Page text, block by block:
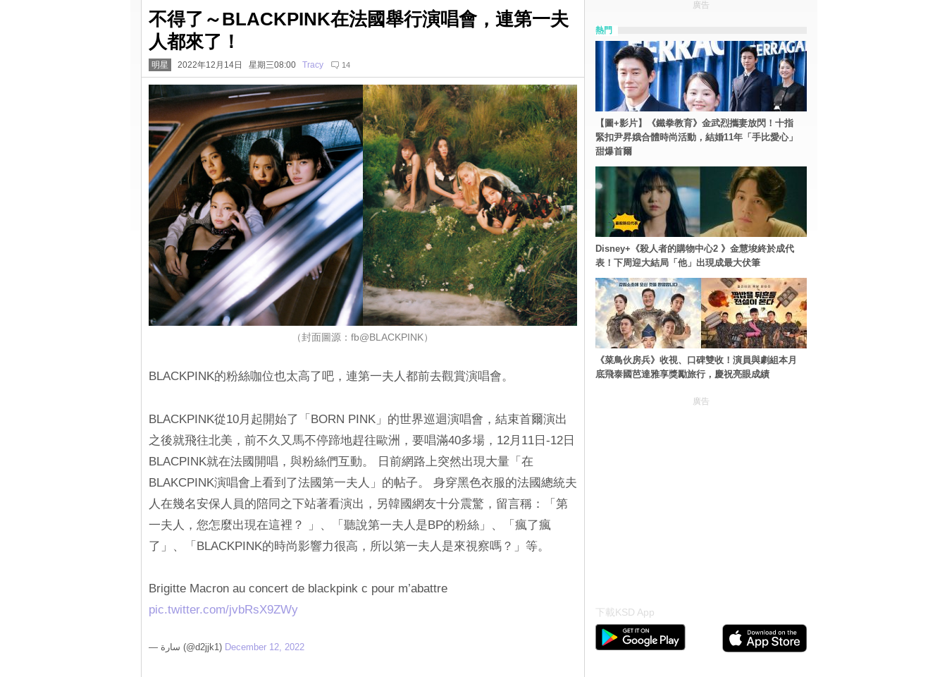
不得了～BLACKPINK在法國舉行演唱會，連第一夫
人都來了！
明星 2022年12月14日 星期三08:00 Tracy 14
（封面圖源：fb@BLACKPINK）
BLACKPINK的粉絲咖位也太高了吧，連第一夫人都前去觀賞演唱會。
BLACKPINK從10月起開始了「BORN PINK」的世界巡迴演唱會，結束首爾演出
之後就飛往北美，前不久又馬不停蹄地趕往歐洲，要唱滿40多場，12月11日-12日
BLACPINK就在法國開唱，與粉絲們互動。 日前網路上突然出現大量「在
BLAKCPINK演唱會上看到了法國第一夫人」的帖子。 身穿黑色衣服的法國總統夫
人在幾名安保人員的陪同之下站著看演出，另韓國網友十分震驚，留言稱：「第
一夫人，您怎麼出現在這裡？ 」、「聽說第一夫人是BP的粉絲」、「瘋了瘋
了」、「BLACKPINK的時尚影響力很高，所以第一夫人是來視察嗎？」等。
Brigitte Macron au concert de blackpink c pour m’abattre
pic.twitter.com/jvbRsX9ZWy
— سارة (@d2jjk1) December 12, 2022
廣告
熱門
【圖+影片】《鐵拳教育》金武烈攜妻放閃！十指
緊扣尹昇娥合體時尚活動，結婚11年「手比愛心」
甜爆首爾
Disney+《殺人者的購物中心2 》金慧埈終於成代
表！下周迎大結局「他」出現成最大伏筆
《菜鳥伙房兵》收視、口碑雙收！演員與劇組本月
底飛泰國芭達雅享獎勵旅行，慶祝亮眼成績
廣告
下載KSD App